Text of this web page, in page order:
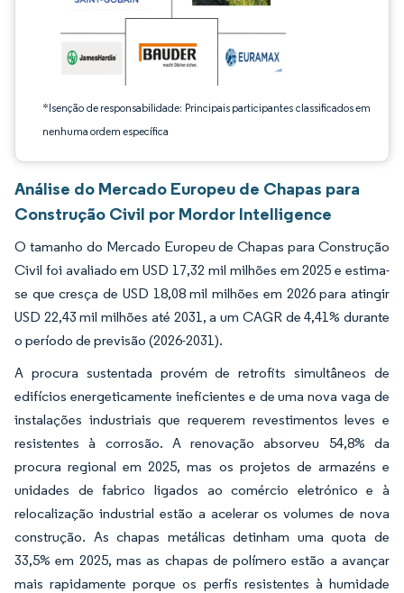
*Isenção de responsabilidade: Principais participantes classificados em
nenhuma ordem específica
Análise do Mercado Europeu de Chapas para
Construção Civil por Mordor Intelligence
O tamanho do Mercado Europeu de Chapas para Construção
Civil foi avaliado em USD 17,32 mil milhões em 2025 e estima-
se que cresça de USD 18,08 mil milhões em 2026 para atingir
USD 22,43 mil milhões até 2031, a um CAGR de 4,41% durante
o período de previsão (2026-2031).
A procura sustentada provém de retrofits simultâneos de
edifícios energeticamente ineficientes e de uma nova vaga de
instalações industriais que requerem revestimentos leves e
resistentes à corrosão. A renovação absorveu 54,8% da
procura regional em 2025, mas os projetos de armazéns e
unidades de fabrico ligados ao comércio eletrónico e à
relocalização industrial estão a acelerar os volumes de nova
construção. As chapas metálicas detinham uma quota de
33,5% em 2025, mas as chapas de polímero estão a avançar
mais rapidamente porque os perfis resistentes à humidade